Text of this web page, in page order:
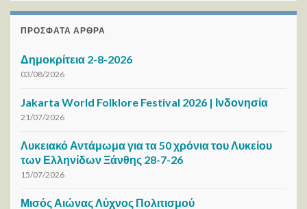
ΠΡΌΣΦΑΤΑ ΆΡΘΡΑ
Δημοκρίτεια 2-8-2026
03/08/2026
Jakarta World Folklore Festival 2026 | Ινδονησία
21/07/2026
Λυκειακό Αντάμωμα για τα 50 χρόνια του Λυκείου
των Ελληνίδων Ξάνθης 28-7-26
15/07/2026
Μισός Αιώνας Λύχνος Πολιτισμού